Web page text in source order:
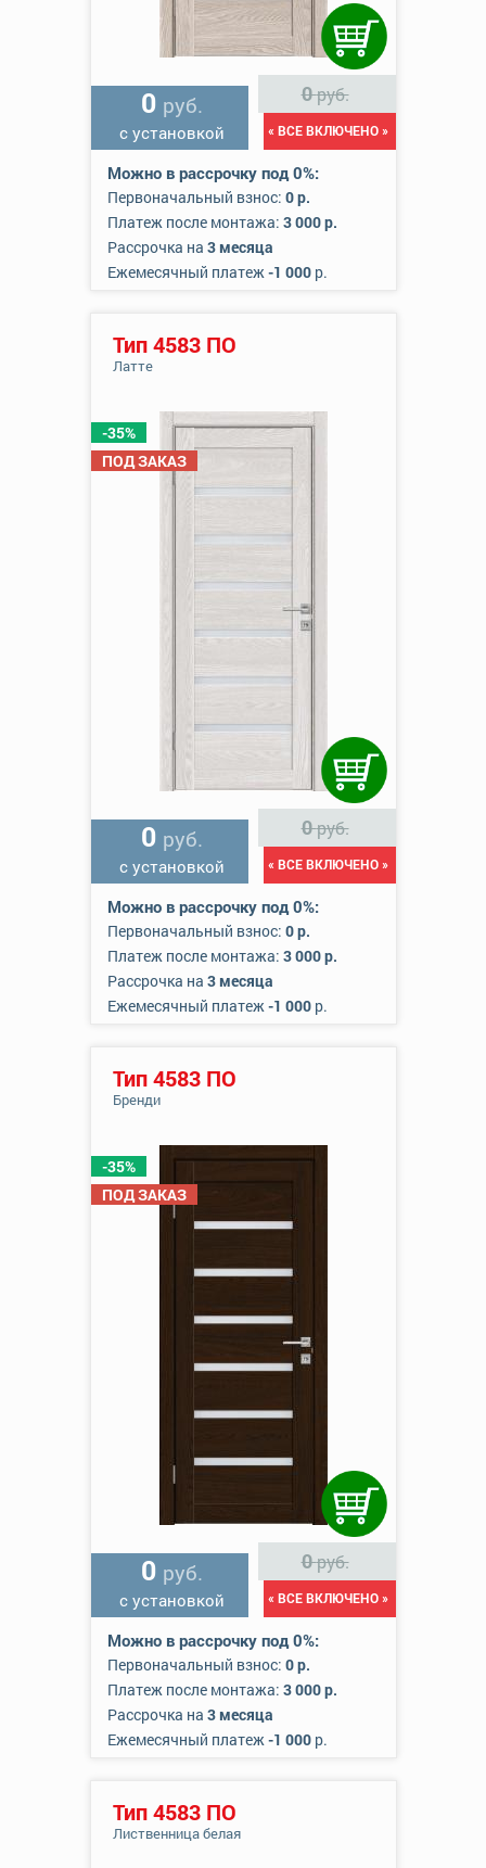
0 руб.
с установкой
0руб.
« ВСЕ ВКЛЮЧЕНО »
Можно в рассрочку под 0%:
Первоначальный взнос: 0 р.
Платеж после монтажа: 3 000 р.
Рассрочка на 3 месяца
Ежемесячный платеж-1 000р.
-35%
ПОД ЗАКАЗ
Тип 4583 ПО
Латте
0 руб.
с установкой
0руб.
« ВСЕ ВКЛЮЧЕНО »
Можно в рассрочку под 0%:
Первоначальный взнос: 0 р.
Платеж после монтажа: 3 000 р.
Рассрочка на 3 месяца
Ежемесячный платеж-1 000р.
-35%
ПОД ЗАКАЗ
Тип 4583 ПО
Бренди
0 руб.
с установкой
0руб.
« ВСЕ ВКЛЮЧЕНО »
Можно в рассрочку под 0%:
Первоначальный взнос: 0 р.
Платеж после монтажа: 3 000 р.
Рассрочка на 3 месяца
Ежемесячный платеж-1 000р.
Тип 4583 ПО
Лиственница белая